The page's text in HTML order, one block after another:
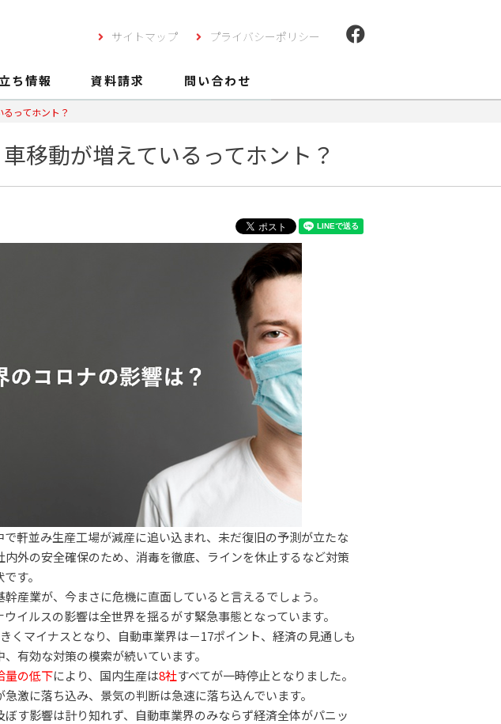
サイトマップ プライバシーポリシー
ち情報 資料請求 問い合わせ
ってホント？
移動が増えているってホント？
で軒並み生産工場が減産に追い込まれ、未だ復旧の予測が立たな
内外の安全確保のため、消毒を徹底、ラインを休止するなど対策
す。
産業が、今まさに危機に直面していると言えるでしょう。
イルスの影響は全世界を揺るがす緊急事態となっています。
くマイナスとなり、自動車業界は－17ポイント、経済の見通しも
有効な対策の模索が続いています。
量の低下により、国内生産は8社すべてが一時停止となりました。
激に落ち込み、景気の判断は急速に落ち込んでいます。
す影響は計り知れず、自動車業界のみならず経済全体がパニッ